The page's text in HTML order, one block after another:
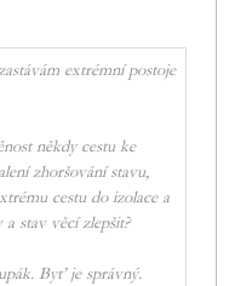
extrémní postoje
někdy cestu ke
zhoršování stavu,
cestu do izolace a
stav věcí zlepšit?
Byť je správný.